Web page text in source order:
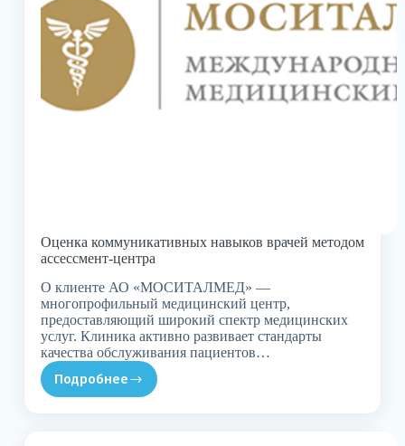
Оценка коммуникативных навыков врачей методом
ассессмент-центра
О клиенте АО «МОСИТАЛМЕД» —
многопрофильный медицинский центр,
предоставляющий широкий спектр медицинских
услуг. Клиника активно развивает стандарты
качества обслуживания пациентов…
Подробнее